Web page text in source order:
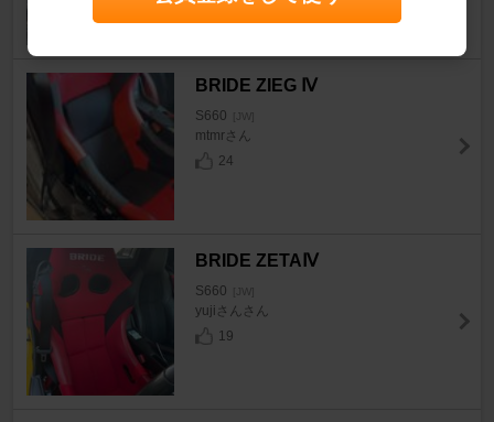
BRIDE ZIEG Ⅳ
S660 [JW]
mtmrさん
24
BRIDE ZETAⅣ
S660 [JW]
yujiさんさん
19